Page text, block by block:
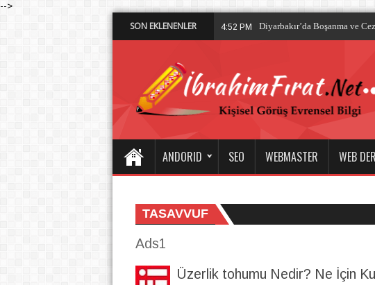
-->
SON EKLENENLER 2:28 PM Dalisdu
ANDORID SEO WEBMASTER WEB
TASAVVUF
Ads1
Üzerlik tohumu Nedir? Ne İçin